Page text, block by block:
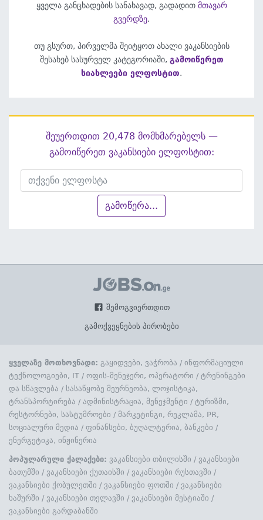
ყველა განცხადების სანახავად, გადადით მთავარ
გვერდზე.
თუ გსურთ, პირველმა შეიტყოთ ახალი ვაკანსიების
შესახებ სასურველ კატეგორიაში, გამოიწერეთ
სიახლეები ელფოსტით.
შეუერთდით 20,478 მომხმარებელს —
გამოიწერეთ ვაკანსიები ელფოსტით:
გამოწერა...
შემოგვიერთდით
გამოქვეყნების პირობები
ყველაზე მოთხოვნადი: გაყიდვები, ვაჭრობა / ინფორმაციული
ტექნოლოგიები, IT / ოფის-მენეჯერი, ოპერატორი / ტრენინგები
და სწავლება / სასაწყობე მეურნეობა, ლოჯისტიკა,
ტრანსპორტირება / ადმინისტრაცია, მენეჯმენტი / ტურიზმი,
რესტორნები, სასტუმროები / მარკეტინგი, რეკლამა, PR,
სოციალური მედია / ფინანსები, ბუღალტერია, ბანკები /
ენერგეტიკა, ინჟინერია
პოპულარული ქალაქები: ვაკანსიები თბილისში / ვაკანსიები
ბათუმში / ვაკანსიები ქუთაისში / ვაკანსიები რუსთავში /
ვაკანსიები ქობულეთში / ვაკანსიები ფოთში / ვაკანსიები
ხაშურში / ვაკანსიები თელავში / ვაკანსიები მესტიაში /
ვაკანსიები გარდაბანში